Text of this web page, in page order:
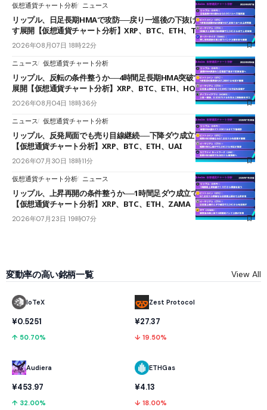
仮想通貨チャート分析 ニュース
リップル、日足長期HMAで攻防──戻り一巡後の下抜けで0.95ドルを試
す展開【仮想通貨チャート分析】XRP、BTC、ETH、TAKE
2026年08月07日 18時22分
ニュース 仮想通貨チャート分析
リップル、反転の条件整うか──4時間足長期HMA突破で雲下端を目指す
展開【仮想通貨チャート分析】XRP、BTC、ETH、HOME
2026年08月04日 18時36分
ニュース 仮想通貨チャート分析
リップル、反発局面でも売り目線継続──下降ダウ成立で下値追う展開
【仮想通貨チャート分析】XRP、BTC、ETH、UAI
2026年07月30日 18時11分
仮想通貨チャート分析 ニュース
リップル、上昇再開の条件整うか──1時間足ダウ成立で1.185ドルを狙う
【仮想通貨チャート分析】XRP、BTC、ETH、ZAMA
2026年07月23日 19時07分
変動率の高い銘柄一覧 View All
IoTeX
¥0.5251
↑ 50.70%
Audiera
¥453.97
↑ 32.00%
Zest Protocol
¥27.37
↓ 19.50%
ETHGas
¥4.13
↓ 18.00%